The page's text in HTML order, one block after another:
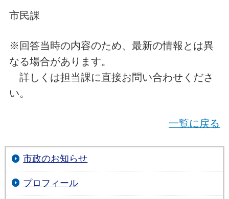
市民課
※回答当時の内容のため、最新の情報とは異
なる場合があります。
詳しくは担当課に直接お問い合わせくださ
い。
一覧に戻る
市政のお知らせ
プロフィール